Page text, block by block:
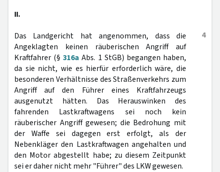
II.
4
Das Landgericht hat angenommen, dass die
Angeklagten keinen räuberischen Angriff auf
Kraftfahrer (§316a Abs. 1 StGB) begangen haben,
da sie nicht, wie es hierfür erforderlich wäre, die
besonderen Verhältnisse des Straßenverkehrs zum
Angriff auf den Führer eines Kraftfahrzeugs
ausgenutzt hätten. Das Herauswinken des
fahrenden Lastkraftwagens sei noch kein
räuberischer Angriff gewesen; die Bedrohung mit
der Waffe sei dagegen erst erfolgt, als der
Nebenkläger den Lastkraftwagen angehalten und
den Motor abgestellt habe; zu diesem Zeitpunkt
sei er daher nicht mehr "Führer" des LKW gewesen.